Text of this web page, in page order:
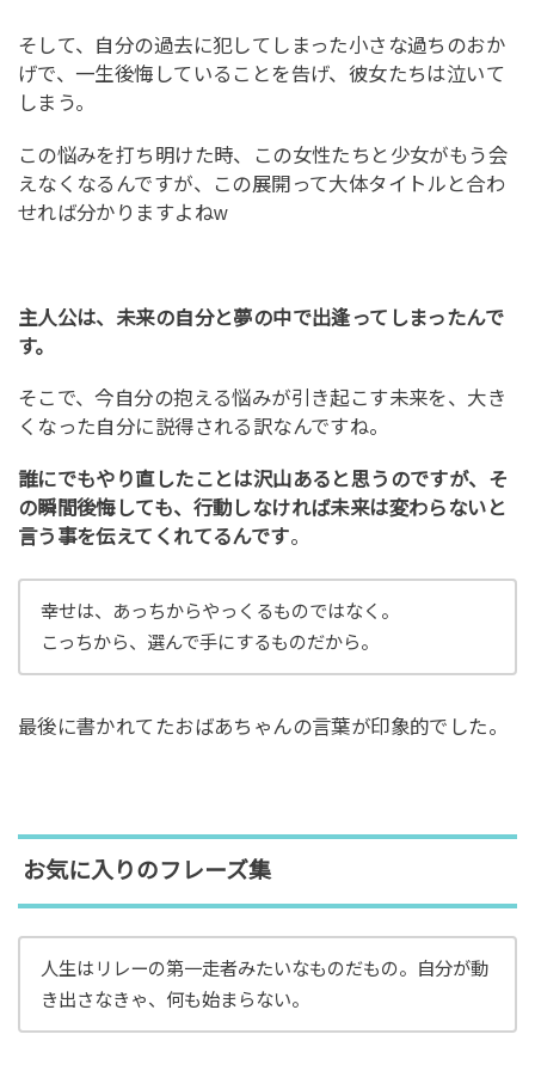
そして、自分の過去に犯してしまった小さな過ちのおか
げで、一生後悔していることを告げ、彼女たちは泣いて
しまう。
この悩みを打ち明けた時、この女性たちと少女がもう会
えなくなるんですが、この展開って大体タイトルと合わ
せれば分かりますよねw
主人公は、未来の自分と夢の中で出逢ってしまったんで
す。
そこで、今自分の抱える悩みが引き起こす未来を、大き
くなった自分に説得される訳なんですね。
誰にでもやり直したことは沢山あると思うのですが、そ
の瞬間後悔しても、行動しなければ未来は変わらないと
言う事を伝えてくれてるんです。
幸せは、あっちからやっくるものではなく。
こっちから、選んで手にするものだから。
最後に書かれてたおばあちゃんの言葉が印象的でした。
お気に入りのフレーズ集
人生はリレーの第一走者みたいなものだもの。自分が動
き出さなきゃ、何も始まらない。